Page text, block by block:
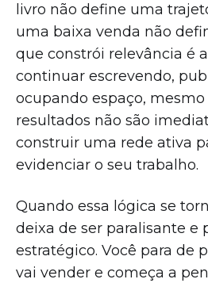
livro não define uma
uma baixa venda não
que constrói relevância é
continuar escrevendo,
ocupando espaço,
resultados não são
construir uma rede ativa
evidenciar o seu trabalho.
Quando essa lógica se
deixa de ser paralisante e
estratégico. Você para de
vai vender e começa a